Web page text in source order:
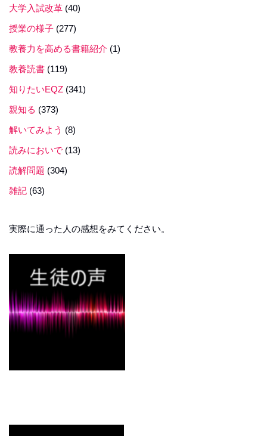
大学入試改革 (40)
授業の様子 (277)
教養力を高める書籍紹介 (1)
教養読書 (119)
知りたいEQZ (341)
親知る (373)
解いてみよう (8)
読みにおいで (13)
読解問題 (304)
雑記 (63)
実際に通った人の感想をみてください。